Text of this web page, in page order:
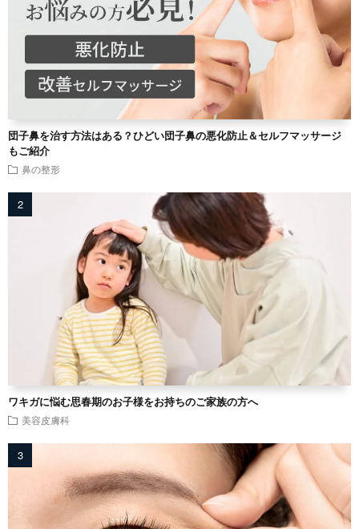
団子鼻を治す方法はある？ひどい団子鼻の悪化防止＆セルフマッサージ
もご紹介
鼻の整形
ワキガに悩む思春期のお子様をお持ちのご家族の方へ
美容皮膚科